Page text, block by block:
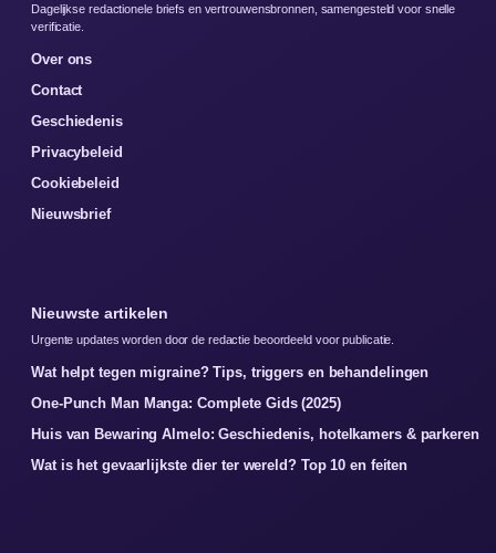
Dagelijkse redactionele briefs en vertrouwensbronnen, samengesteld voor snelle
verificatie.
Over ons
Contact
Geschiedenis
Privacybeleid
Cookiebeleid
Nieuwsbrief
Nieuwste artikelen
Urgente updates worden door de redactie beoordeeld voor publicatie.
Wat helpt tegen migraine? Tips, triggers en behandelingen
One-Punch Man Manga: Complete Gids (2025)
Huis van Bewaring Almelo: Geschiedenis, hotelkamers & parkeren
Wat is het gevaarlijkste dier ter wereld? Top 10 en feiten